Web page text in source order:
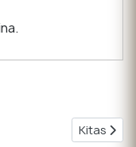
Kitas
Kitas